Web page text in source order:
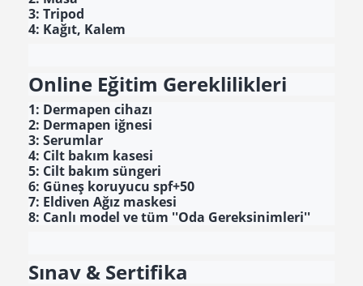
3: Tripod
4: Kağıt, Kalem
Online Eğitim Gereklilikleri
1: Dermapen cihazı
2: Dermapen iğnesi
3: Serumlar
4: Cilt bakım kasesi
5: Cilt bakım süngeri
6: Güneş koruyucu spf+50
7: Eldiven Ağız maskesi
8: Canlı model ve tüm ''Oda Gereksinimleri''
Sınav & Sertifika